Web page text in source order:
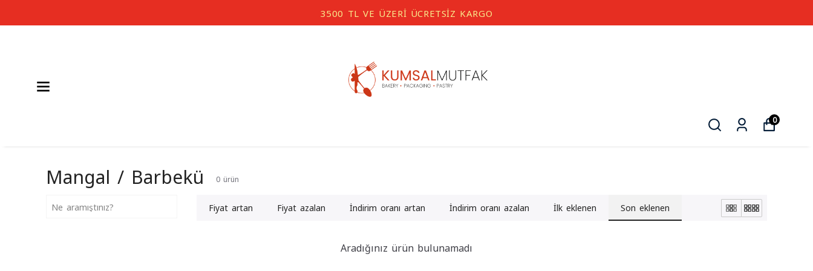
0
Mangal / Barbekü 0 ürün
Fiyat artan Fiyat azalan İndirim oranı artan İndirim oranı azalan İlk eklenen Son eklenen
Aradığınız ürün bulunamadı